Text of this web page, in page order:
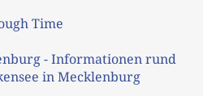
Time
- Informationen rund
in Mecklenburg